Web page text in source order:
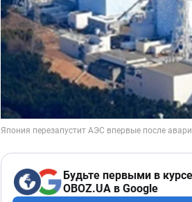
Будьте первыми в
OBOZ.UA в Google